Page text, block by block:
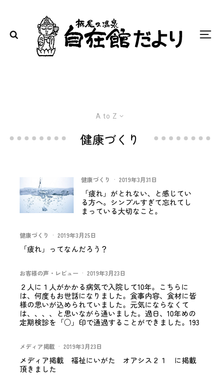
A to Z
健康づくり
健康づくり · 2019年3月31日
「疲れ」がとれない、と感じてい
る方へ。シンプルすぎて忘れてし
まっている大切なこと。
健康づくり · 2019年3月25日
「疲れ」ってなんだろう？
お客様の声・レビュー · 2019年3月23日
２人に１人がかかる病気で入院して10年。こちらに
は、何度もお世話になりました。食事内容、食材に皆
様の思いが込められていました。元気にならなくて
は、、、、と思いながら通いました。過日、10年めの
定期検診を「○」印で通過することができました。193
メディア掲載 · 2019年3月23日
メディア掲載 福祉にいがた オアシス２１ に掲載
頂きました